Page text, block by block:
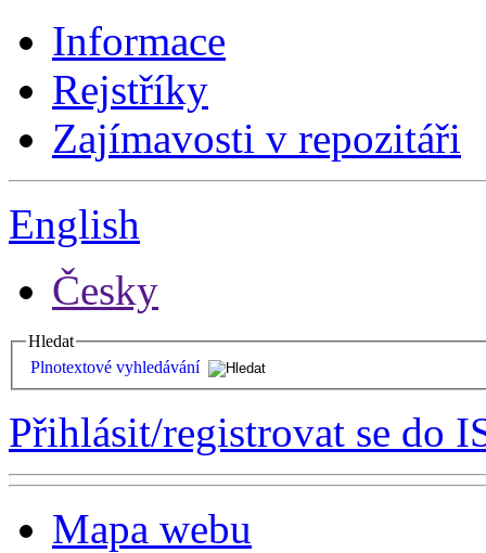
Informace
Rejstříky
Zajímavosti v repozitáři
English
Česky
Hledat
Plnotextové vyhledávání
Přihlásit/registrovat se do
Mapa webu